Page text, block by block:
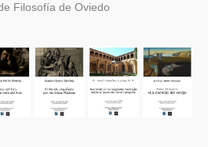
Filosofía de Oviedo